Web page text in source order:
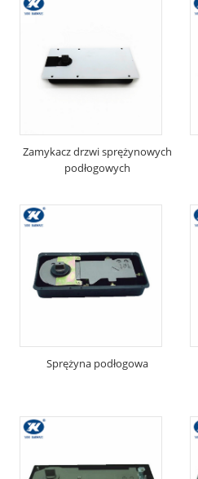
Zamykacz drzwi sprężynowych
podłogowych
Sprężyna podłogowa